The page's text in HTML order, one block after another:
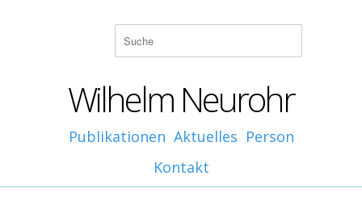
Wilhelm Neurohr
Publikationen Aktuelles Person
Kontakt